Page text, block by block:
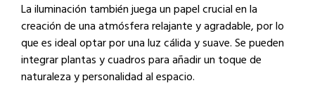
La iluminación también juega un papel crucial en la
creación de una atmósfera relajante y agradable, por lo
que es ideal optar por una luz cálida y suave. Se pueden
integrar plantas y cuadros para añadir un toque de
naturaleza y personalidad al espacio.